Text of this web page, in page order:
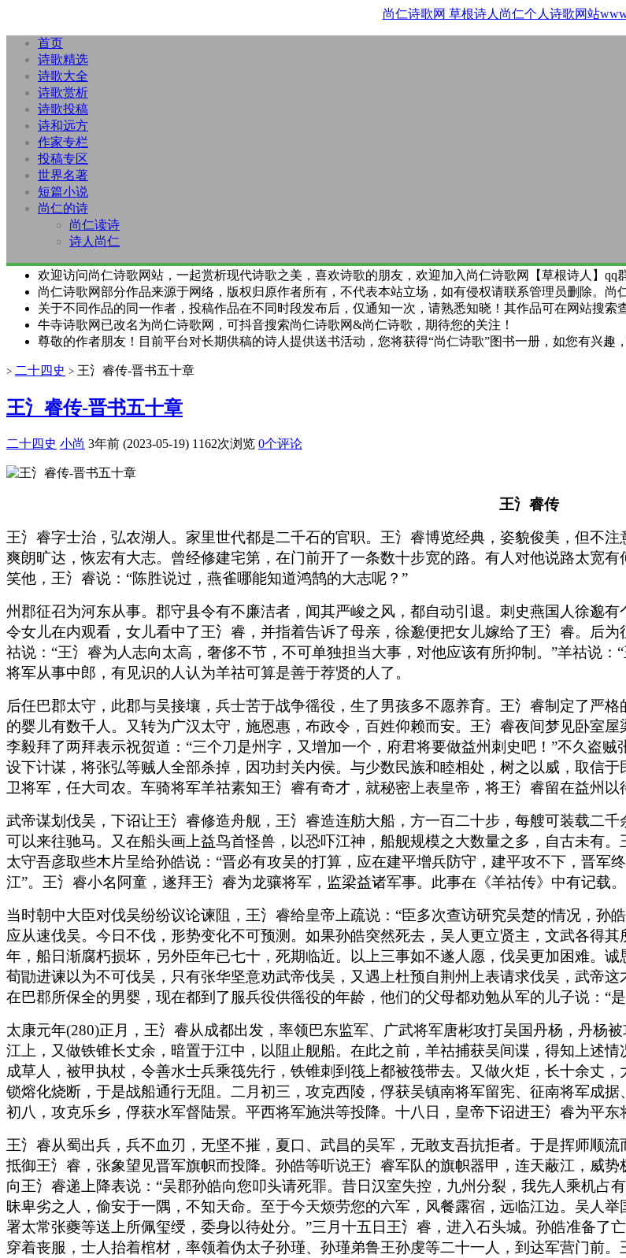
尚仁诗歌网 草根诗人尚仁个人诗歌网站
首页
诗歌精选
诗歌大全
诗歌赏析
诗歌投稿
诗和远方
作家专栏
投稿专区
世界名著
短篇小说
尚仁的诗
尚仁读诗
诗人尚仁
欢迎访问尚仁诗歌网站，一起赏析现代诗歌之美，喜欢诗歌的朋友，欢迎加入尚仁诗歌网【草根诗人】qq群
尚仁诗歌网部分作品来源于网络，版权归原作者所有，不代表本站立场，如有侵权请联系管理员删除。尚
关于不同作品的同一作者，投稿作品在不同时段发布后，仅通知一次，请熟悉知晓！其作品可在网站搜索
牛寺诗歌网已改名为尚仁诗歌网，可抖音搜索尚仁诗歌网&尚仁诗歌，期待您的关注！
尊敬的作者朋友！目前平台对长期供稿的诗人提供送书活动，您将获得“尚仁诗歌”图书一册，如您有兴趣
> 二十四史 > 王氵睿传-晋书五十章
王氵睿传-晋书五十章
二十四史 小尚 3年前 (2023-05-19) 1162次浏览 0个评论
王氵睿传
王氵睿字士治，弘农湖人。家里世代都是二千石的官职。王氵睿博览经典，姿貌俊美，但不
爽朗旷达，恢宏有大志。曾经修建宅第，在门前开了一条数十步宽的路。有人对他说路太宽
笑他，王氵睿说：“陈胜说过，燕雀哪能知道鸿鹄的大志呢？”
州郡征召为河东从事。郡守县令有不廉洁者，闻其严峻之风，都自动引退。刺史燕国人徐邈
令女儿在内观看，女儿看中了王氵睿，并指着告诉了母亲，徐邈便把女儿嫁给了王氵睿。后
祜说：“王氵睿为人志向太高，奢侈不节，不可单独担当大事，对他应该有所抑制。”羊祜说
将军从事中郎，有见识的人认为羊祜可算是善于荐贤的人了。
后任巴郡太守，此郡与吴接壤，兵士苦于战争徭役，生了男孩多不愿养育。王氵睿制定了严
的婴儿有数千人。又转为广汉太守，施恩惠，布政令，百姓仰赖而安。王氵睿夜间梦见卧室
李毅拜了两拜表示祝贺道：“三个刀是州字，又增加一个，府君将要做益州刺史吧！”不久盗
设下计谋，将张弘等贼人全部杀掉，因功封关内侯。与少数民族和睦相处，树之以威，取信
卫将军，任大司农。车骑将军羊祜素知王氵睿有奇才，就秘密上表皇帝，将王氵睿留在益州以
武帝谋划伐吴，下诏让王氵睿修造舟舰，王氵睿造连舫大船，方一百二十步，每艘可装载二
可以来往驰马。又在船头画上益鸟首怪兽，以恐吓江神，船舰规模之大数量之多，自古未有
太守吾彦取些木片呈给孙皓说：“晋必有攻吴的打算，应在建平增兵防守，建平攻不下，晋军
江”。王氵睿小名阿童，遂拜王氵睿为龙骧将军，监梁益诸军事。此事在《羊祜传》中有记载。
当时朝中大臣对伐吴纷纷议论谏阻，王氵睿给皇帝上疏说：“臣多次查访研究吴楚的情况，孙
应从速伐吴。今日不伐，形势变化不可预测。如果孙皓突然死去，吴人更立贤主，文武各得
年，船日渐腐朽损坏，另外臣年已七十，死期临近。以上三事如不遂人愿，伐吴更加困难。
荀勖进谏以为不可伐吴，只有张华坚意劝武帝伐吴，又遇上杜预自荆州上表请求伐吴，武帝
在巴郡所保全的男婴，现在都到了服兵役供徭役的年龄，他们的父母都劝勉从军的儿子说：“
太康元年(280)正月，王氵睿从成都出发，率领巴东监军、广武将军唐彬攻打吴国丹杨，丹杨
江上，又做铁锥长丈余，暗置于江中，以阻止舰船。在此之前，羊祜捕获吴间谍，得知上述
成草人，被甲执杖，令善水士兵乘筏先行，铁锥刺到筏上都被筏带去。又做火炬，长十余丈
锁熔化烧断，于是战船通行无阻。二月初三，攻克西陵，俘获吴镇南将军留宪、征南将军成
初八，攻克乐乡，俘获水军督陆景。平西将军施洪等投降。十八日，皇帝下诏进王氵睿为平东
王氵睿从蜀出兵，兵不血刃，无坚不摧，夏口、武昌的吴军，无敢支吾抗拒者。于是挥师顺
抵御王氵睿，张象望见晋军旗帜而投降。孙皓等听说王氵睿军队的旗帜器甲，连天蔽江，威
向王氵睿递上降表说：“吴郡孙皓向您叩头请死罪。昔日汉室失控，九州分裂，我先人乘机占
昧卑劣之人，偷安于一隅，不知天命。至于今天烦劳您的六军，风餐露宿，远临江边。吴人
署太常张夔等送上所佩玺绶，委身以待处分。”三月十五日王氵睿，进入石头城。孙皓准备了
穿着丧服，士人抬着棺材，率领着伪太子孙瑾、孙瑾弟鲁王孙虔等二十一人，到达军营门前